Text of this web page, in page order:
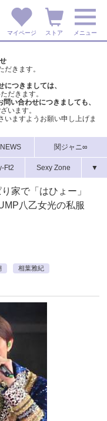
マイページ ストア メニュー
きます。
つきましては、
だきます。
問い合わせにつきましても、
います。
いますようお願い申し上げま
NEWS 関ジャニ∞
Ft2 Sexy Zone ▼
家で「はひょー」
八乙女光の私服
相葉雅紀